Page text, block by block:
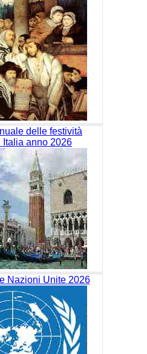
delle festività
Italia anno 2026
Nazioni Unite 2026